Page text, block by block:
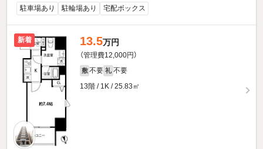
駐車場あり 駐輪場あり 宅配ボックス
新着 13.5万円
（管理費12,000円）
敷 不要 礼 不要
13階 / 1K / 25.83㎡